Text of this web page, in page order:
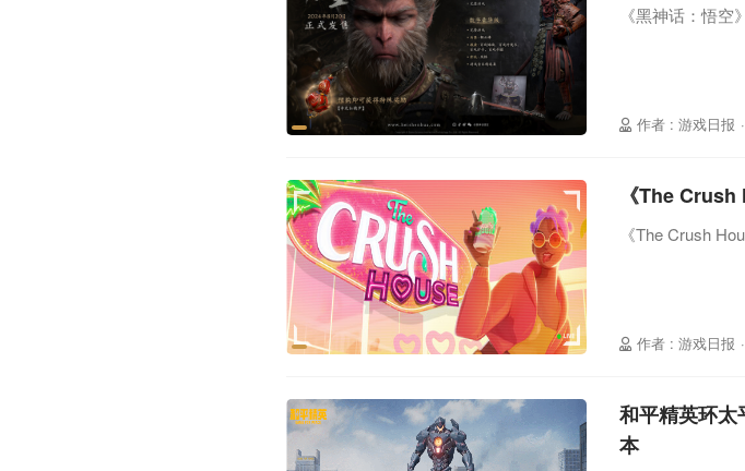
作者 : 游戏日报 ·
《黑神话：悟
作者 : 游戏日报 ·
《The
《The Crush
和平精英环太
本